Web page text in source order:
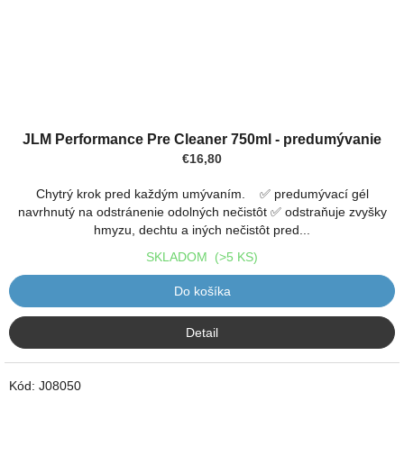
hodnotenie
JLM Performance Pre Cleaner 750ml - predumývanie
€16,80
Chytrý krok pred každým umývaním. ✅ predumývací gél
navrhnutý na odstránenie odolných nečistôt ✅ odstraňuje zvyšky
hmyzu, dechtu a iných nečistôt pred...
SKLADOM (>5 KS)
Do košíka
Detail
Kód: J08050